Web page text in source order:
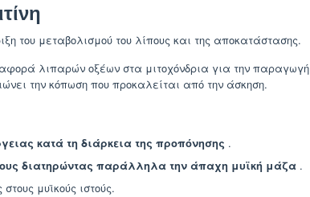
του μεταβολισμού του λίπους και της αποκατάστασης.
λιπαρών οξέων στα μιτοχόνδρια για την παραγωγή
την κόπωση που προκαλείται από την άσκηση.
κατά τη διάρκεια της προπόνησης .
διατηρώντας παράλληλα την άπαχη μυϊκή μάζα .
μυϊκούς ιστούς.